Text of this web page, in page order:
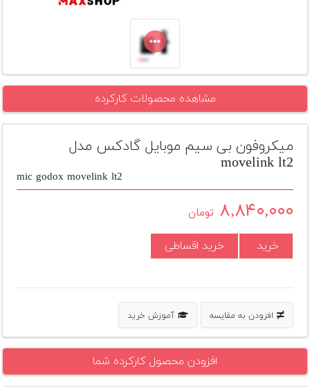
افزودن
دست
دوم
لیست
دوربین
بله
مشاهده محصولات کارکرده
میکروفون بی سیم موبایل گادکس مدل
movelink lt2
mic godox movelink lt2
۸,۸۴۰,۰۰۰ تومان
خرید خرید اقساطی
افزودن به مقایسه آموزش خرید
افزودن محصول کارکرده شما